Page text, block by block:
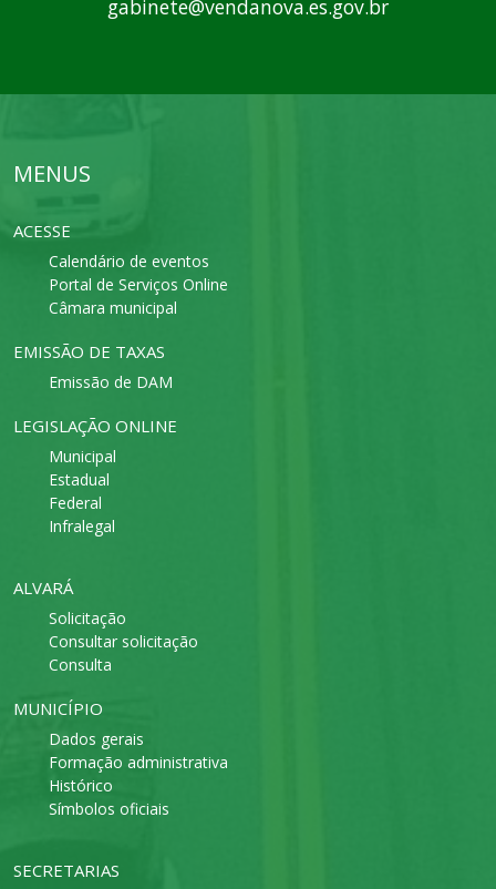
gabinete@vendanova.es.gov.br
MENUS
ACESSE
Calendário de eventos
Portal de Serviços Online
Câmara municipal
EMISSÃO DE TAXAS
Emissão de DAM
LEGISLAÇÃO ONLINE
Municipal
Estadual
Federal
Infralegal
ALVARÁ
Solicitação
Consultar solicitação
Consulta
MUNICÍPIO
Dados gerais
Formação administrativa
Histórico
Símbolos oficiais
SECRETARIAS